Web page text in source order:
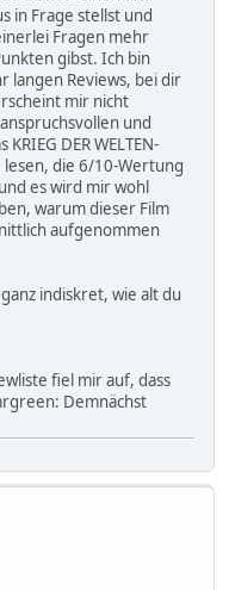
in Frage stellst und
Fragen mehr
gibst. Ich bin
langen Reviews, bei dir
mir nicht
und
DER WELTEN-
lesen, die 6/10-Wertung
es wird mir wohl
warum dieser Film
aufgenommen
indiskret, wie alt du
fiel mir auf, dass
Demnächst